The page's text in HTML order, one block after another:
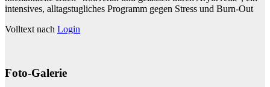
intensives, alltagstugliches Programm gegen Stress und Burn-Out
Volltext nach Login
Foto-Galerie